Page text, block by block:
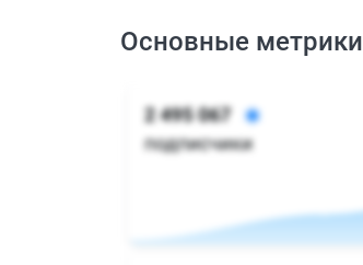
Основные метрики